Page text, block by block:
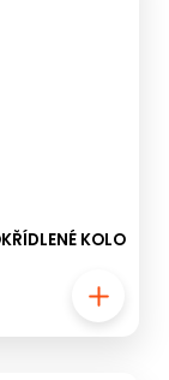
KOLO